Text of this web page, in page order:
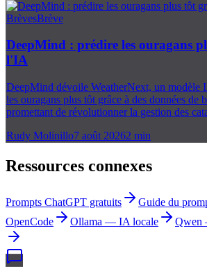
BrèvesBrève
DeepMind : prédire les ouragans
l'IA
DeepMind dévoile WeatherNext, un modèle
les ouragans plus tôt grâce à des données de
promettant de révolutionner la gestion des
Rudy Molinillo7 août 20262 min
Ressources connexes
Prompts ChatGPT gratuits
Guide du
OpenCode
Ollama — IA locale Qwen